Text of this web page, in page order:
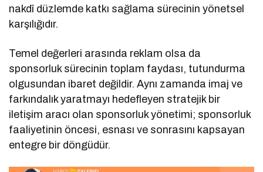
nakdî düzlemde katkı sağlama sürecinin yönetsel
karşılığıdır.
Temel değerleri arasında reklam olsa da
sponsorluk sürecinin toplam faydası, tutundurma
olgusundan ibaret değildir. Aynı zamanda imaj ve
farkındalık yaratmayı hedefleyen stratejik bir
iletişim aracı olan sponsorluk yönetimi; sponsorluk
faaliyetinin öncesi, esnası ve sonrasını kapsayan
entegre bir döngüdür.